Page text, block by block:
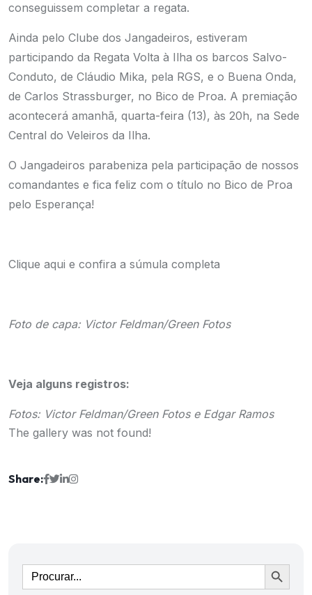
conseguissem completar a regata.
Ainda pelo Clube dos Jangadeiros, estiveram
participando da Regata Volta à Ilha os barcos Salvo-
Conduto, de Cláudio Mika, pela RGS, e o Buena Onda,
de Carlos Strassburger, no Bico de Proa. A premiação
acontecerá amanhã, quarta-feira (13), às 20h, na Sede
Central do Veleiros da Ilha.
O Jangadeiros parabeniza pela participação de nossos
comandantes e fica feliz com o título no Bico de Proa
pelo Esperança!
Clique aqui e confira a súmula completa
Foto de capa: Victor Feldman/Green Fotos
Veja alguns registros:
Fotos: Victor Feldman/Green Fotos e Edgar Ramos
The gallery was not found!
Share:
Ir